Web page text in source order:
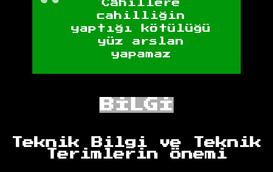
Câhillere
cahilliğin
yaptığı kötülüğü
yüz arslan
yapamaz
BİLGİ
Teknik Bilgi ve Teknik
Terimlerin Önemi